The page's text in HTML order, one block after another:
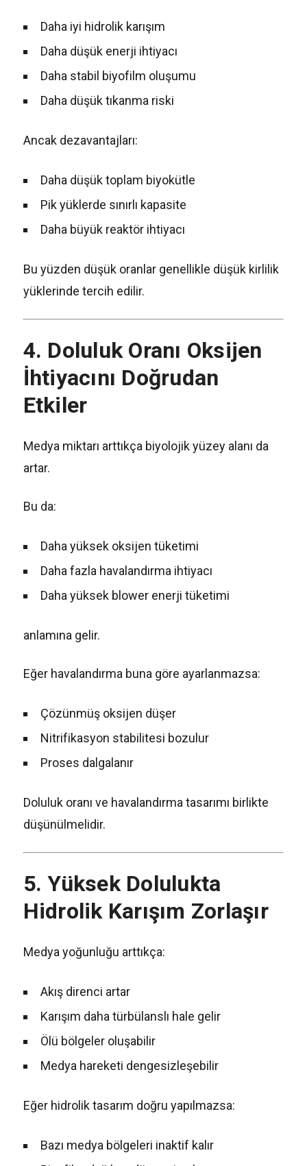
Daha iyi hidrolik karışım
Daha düşük enerji ihtiyacı
Daha stabil biyofilm oluşumu
Daha düşük tıkanma riski
Ancak dezavantajları:
Daha düşük toplam biyokütle
Pik yüklerde sınırlı kapasite
Daha büyük reaktör ihtiyacı
Bu yüzden düşük oranlar genellikle düşük kirlilik
yüklerinde tercih edilir.
4. Doluluk Oranı Oksijen
İhtiyacını Doğrudan
Etkiler
Medya miktarı arttıkça biyolojik yüzey alanı da
artar.
Bu da:
Daha yüksek oksijen tüketimi
Daha fazla havalandırma ihtiyacı
Daha yüksek blower enerji tüketimi
anlamına gelir.
Eğer havalandırma buna göre ayarlanmazsa:
Çözünmüş oksijen düşer
Nitrifikasyon stabilitesi bozulur
Proses dalgalanır
Doluluk oranı ve havalandırma tasarımı birlikte
düşünülmelidir.
5. Yüksek Dolulukta
Hidrolik Karışım Zorlaşır
Medya yoğunluğu arttıkça:
Akış direnci artar
Karışım daha türbülanslı hale gelir
Ölü bölgeler oluşabilir
Medya hareketi dengesizleşebilir
Eğer hidrolik tasarım doğru yapılmazsa:
Bazı medya bölgeleri inaktif kalır